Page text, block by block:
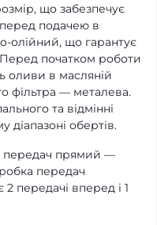
що забезпечує
подачею в
олійний, що гарантує
початком роботи
оливи в масляній
фільтра — металева.
та відмінні
діапазоні обертів.
передач прямий —
передач
2 передачі вперед і 1